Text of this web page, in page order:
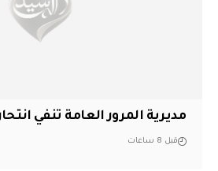
مديرية المرور العامة تنفي
قبل 8 ساعات